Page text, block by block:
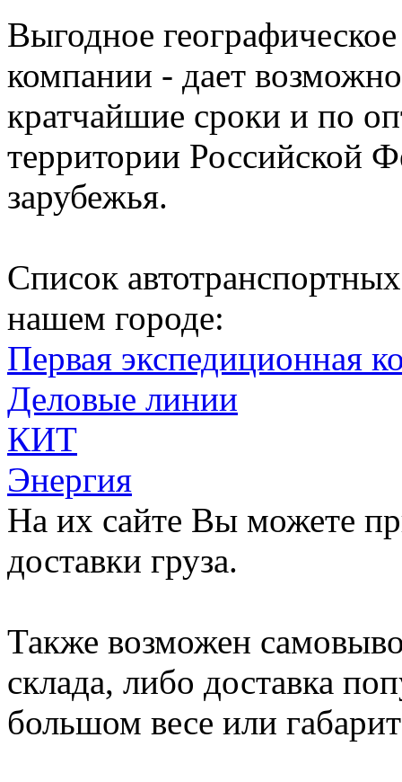
Выгодное
компании - дает
кратчайшие сроки и по
территории Российской
зарубежья.
Список
нашем городе:
Первая экспедиционная
Деловые линии
КИТ
Энергия
На их сайте Вы можете
доставки груза.
Также возможен
склада, либо доставка
большом весе или